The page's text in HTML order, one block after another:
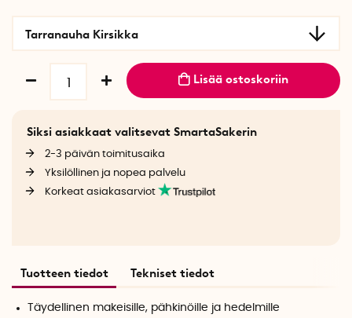
Tarranauha Kirsikka
Lisää ostoskoriin
Siksi asiakkaat valitsevat SmartaSakerin
2-3 päivän toimitusaika
Yksilöllinen ja nopea palvelu
Korkeat asiakasarviot
Tuotteen tiedot Tekniset tiedot
Täydellinen makeisille, pähkinöille ja hedelmille